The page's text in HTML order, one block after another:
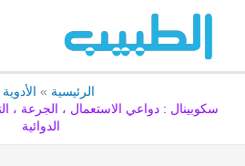
الرئيسية
الأدوية
سكوبينال : دواعي الاستعمال ، الجرعة ،
الدوائية